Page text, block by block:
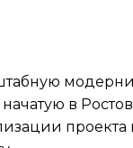
в